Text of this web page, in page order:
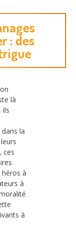
: des
là
ils
la
ces
à
à
à